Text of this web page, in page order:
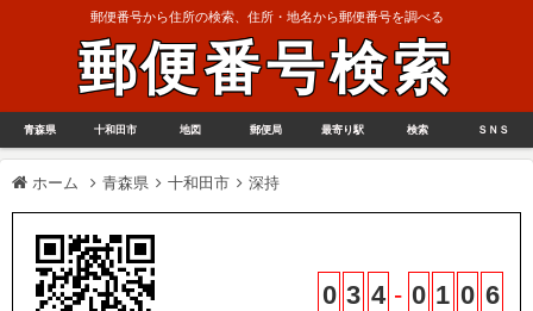
郵便番号から住所の検索、住所・地名から郵便番号を調べる
郵便番号検索
青森県 十和田市 地図 郵便局 最寄り駅 検索 ＳＮＳ
ホーム 青森県 十和田市 深持
0 3 4 - 0 1 0 6